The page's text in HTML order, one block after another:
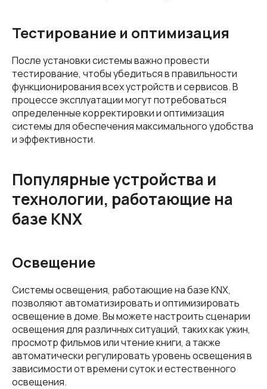
Тестирование и оптимизация
После установки системы важно провести
тестирование, чтобы убедиться в правильности
функционирования всех устройств и сервисов. В
процессе эксплуатации могут потребоваться
определенные корректировки и оптимизация
системы для обеспечения максимального удобства
и эффективности.
Популярные устройства и
технологии, работающие на
базе KNX
Освещение
Системы освещения, работающие на базе KNX,
позволяют автоматизировать и оптимизировать
освещение в доме. Вы можете настроить сценарии
освещения для различных ситуаций, таких как ужин,
просмотр фильмов или чтение книги, а также
автоматически регулировать уровень освещения в
зависимости от времени суток и естественного
освещения.